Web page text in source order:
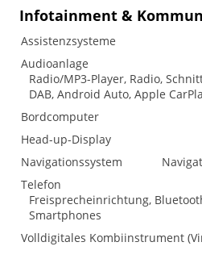
Infotainment &
Assistenzsysteme
Audioanlage
Radio/MP3-Player, Radio,
DAB, Android Auto, Apple
Bordcomputer
Head-up-Display
Navigationssystem
Telefon
Freisprecheinrichtung,
Smartphones
Volldigitales Kombiinstrument